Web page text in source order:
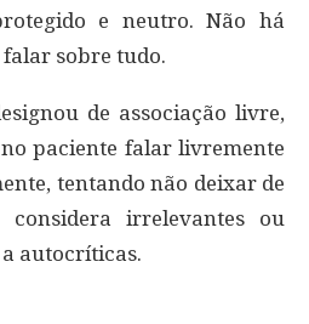
e neutro. Não há
sobre tudo.
de associação livre,
paciente falar livremente
tentando não deixar de
considera irrelevantes ou
autocríticas.